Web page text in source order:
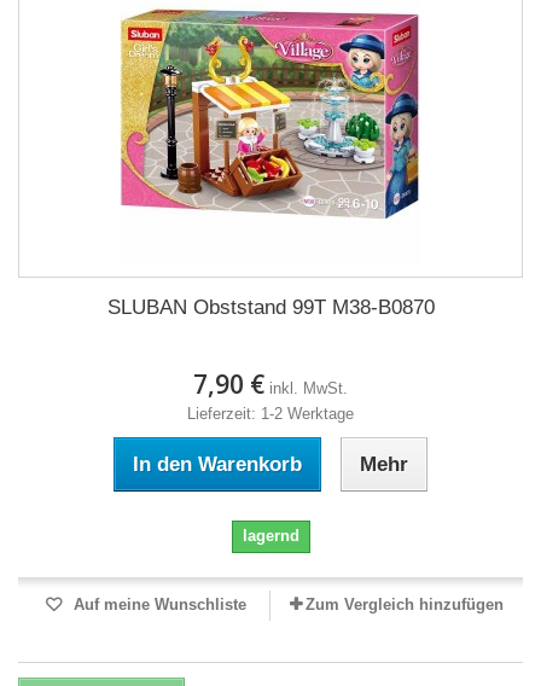
SLUBAN Obststand 99T M38-B0870
7,90 € inkl. MwSt.
Lieferzeit: 1-2 Werktage
In den Warenkorb Mehr
lagernd
Auf meine Wunschliste Zum Vergleich hinzufügen